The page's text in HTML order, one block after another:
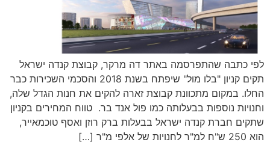
לפי כתבה שהתפרסמה באתר דה מרקר, קבוצת קנדה ישראל
תקים קניון "בלו מול" שיפתח בשנת 2018 והסכמי השכירות כבר
החלו. במקום מתכוונת קבוצת זארה להקים את חנות הגדל שלה,
וחנויות נוספות בבעלותה כמו פול אנד בר. טווח המחירים בקניון
שתקים חברת קנדה ישראל בבעלות ברק רוזן ואסף טוכמאייר,
הוא 250 ש"ח למ"ר לחנויות של אלפי מ"ר […]